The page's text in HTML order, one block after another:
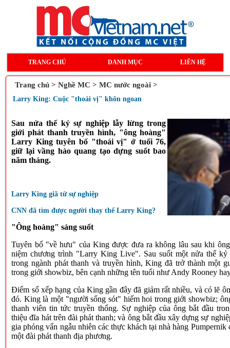
TRANG CHỦ DANH MỤC LIÊN HỆ
Trang chủ>Nghề MC >MC nước ngoài >
Larry King: Cuộc "thoái vị" khôn ngoan
Sau nửa thế kỷ sự nghiệp lẫy lừng trong
giới phát thanh truyền hình, "ông hoàng"
Larry King tuyên bố "thoái vị" ở tuổi 76,
giữ lại vầng hào quang tạo dựng suốt bao
năm tháng.
Larry King giã từ sự nghiệp
CNN đã tìm được người thay thế Larry King?
"Ông hoàng" sáng suốt
Tuyên bố "về hưu" của King được đưa ra không lâu sau khi
niệm chương trình "Larry King Live". Sau suốt một nửa thế kỷ
trong ngành phát thanh và truyền hình, King đã trở thành một
trong giới showbiz, bên cạnh những tên tuổi như Andy Rooney
Điểm số xếp hạng của King gần đây đã giảm rất nhiều, và có lẽ
đó. King là một "người sống sót" hiếm hoi trong giới showbiz;
thanh viên tin tức truyền thống. Sự nghiệp của ông bắt đầu
thiệu đĩa hát trên đài phát thanh; và ông bắt đầu xây dựng sự
gia phỏng vấn ngẫu nhiên các thực khách tại nhà hàng
một đài phát thanh địa phương.